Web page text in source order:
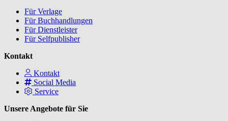
Für Verlage
Für Buchhandlungen
Für Dienstleister
Für Selfpublisher
Kontakt
Kontakt
Social Media
Service
Unsere Angebote für Sie